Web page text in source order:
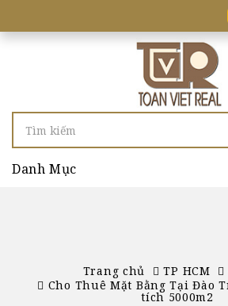
Danh Mục
Trang chủ TP HCM
Cho Thuê Mặt Bằng Tại Đào
tích 5000m2